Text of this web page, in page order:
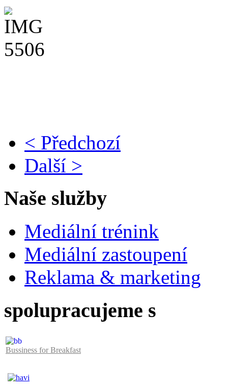
< Předchozí
Další >
Naše služby
Mediální trénink
Mediální zastoupení
Reklama & marketing
spolupracujeme s
Bussiness for Breakfast